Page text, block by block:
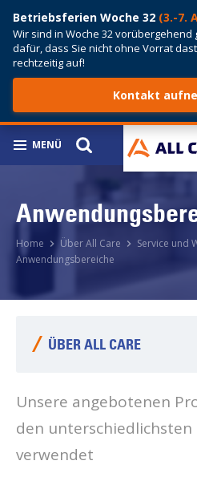
Betriebsferien Woche 32 (3.-7.
Wir sind in Woche 32 vorübergehend
dafür, dass Sie nicht ohne Vorrat
rechtzeitig auf!
Kontakt
MENÜ
Home Über All Care
Service und
Anwendungsbereiche
ÜBER ALL CARE
All Care für Architekten
All Care für Endbenutzer
Unsere angebotenen
den unterschiedlichsten
verwendet